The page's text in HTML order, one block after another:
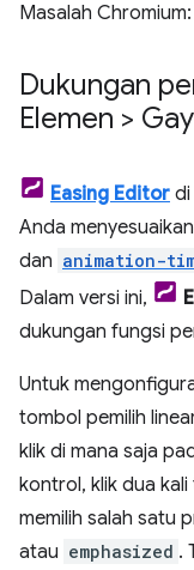
Masalah Chromium:
Dukungan
Elemen >
Easing Editor di
Anda
dan animation-
Dalam versi ini,
dukungan fungsi
Untuk
tombol pemilih
klik di mana saja
kontrol, klik dua
memilih salah satu
atau emphasized .